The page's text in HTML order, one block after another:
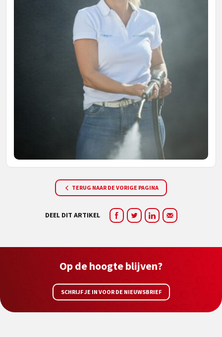
TERUG NAAR DE VORIGE PAGINA
DEEL DIT ARTIKEL
Op de hoogte blijven?
SCHRIJF JE IN VOOR DE NIEUWSBRIEF